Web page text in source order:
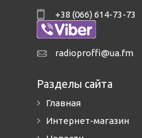
+38 (066) 614-73-73
radioproffi@ua.fm
Разделы сайта
Главная
Интернет-магазин